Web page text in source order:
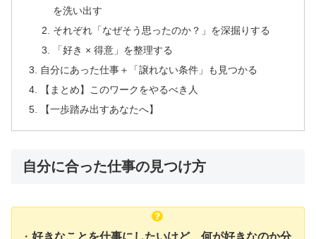
を洗い出す
それぞれ「なぜそう思ったのか？」を深掘りする
「好き × 得意」を整理する
自分にあった仕事＋「譲れない条件」も見つかる
【まとめ】このワークをやるべき人
【一歩踏み出すあなたへ】
自分に合った仕事の見つけ方